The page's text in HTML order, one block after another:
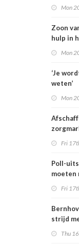
Mon
Zoon
hulp in
Mon
‘Je
weten’
Mon
Fri
Poll-
moeten
Fri
strijd
Thu